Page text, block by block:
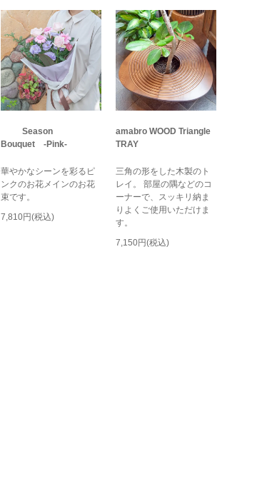
Season
Bouquet -Pink-
華やかなシーンを彩るピ
ンクのお花メインのお花
束です。
7,810円(税込)
amabro WOOD Triangle
TRAY
三角の形をした木製のト
レイ。 部屋の隅などのコ
ーナーで、スッキリ納ま
りよくご使用いただけま
す。
7,150円(税込)